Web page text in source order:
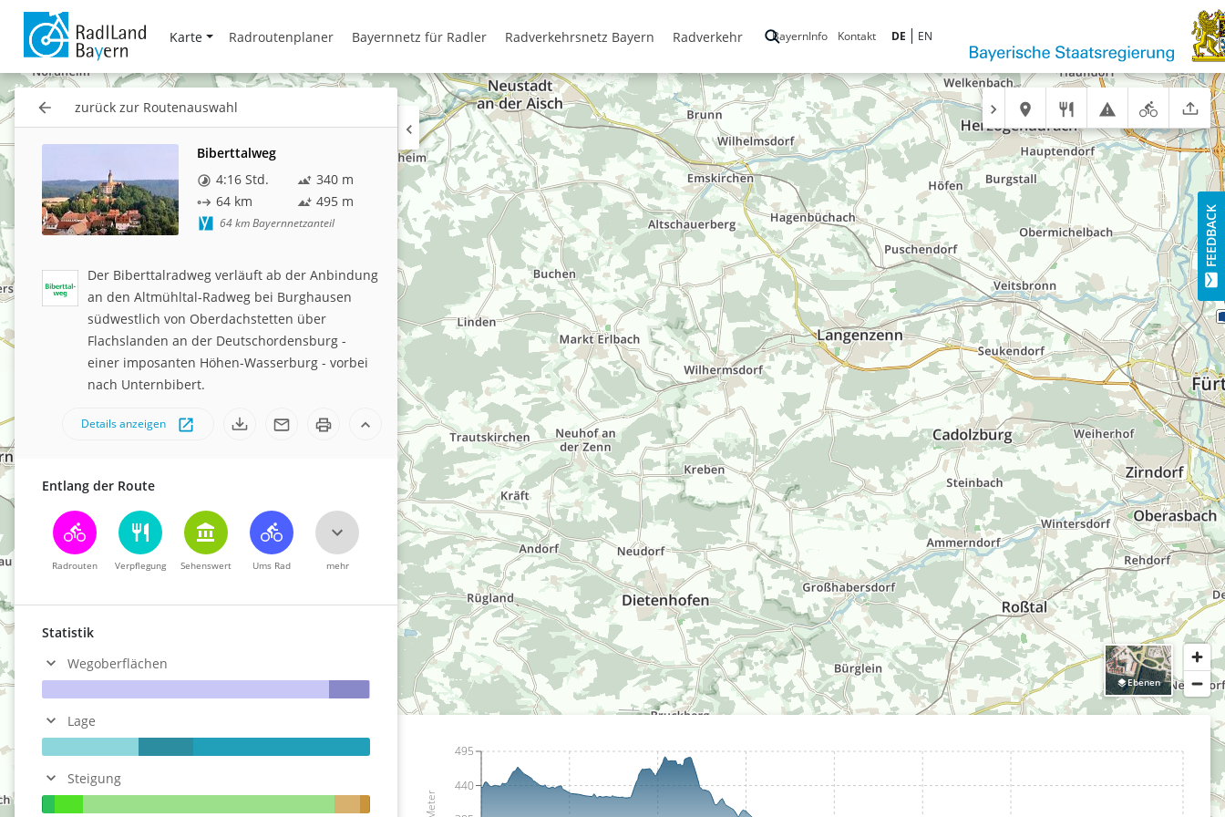
Karte Radroutenplaner Bayernnetz für Radler Radverkehrsnetz Bayern Radverkehr BayernInfo Kontakt DE EN
Ebenen
zurück zur Routenauswahl
Biberttalweg
4:16 Std.
340 m
64 km 495 m
64km Bayernnetzanteil
Der Biberttalradweg verläuft ab der Anbindung
an den Altmühltal-Radweg bei Burghausen
südwestlich von Oberdachstetten über
Flachslanden an der Deutschordensburg -
einer imposanten Höhen-Wasserburg - vorbei
nach Unternbibert.
Details anzeigen
Entlang der Route
Radrouten Verpflegung Sehenswert Ums Rad mehr
Statistik
Wegoberflächen
Lage
Steigung 440
495
Meter
FEEDBACK